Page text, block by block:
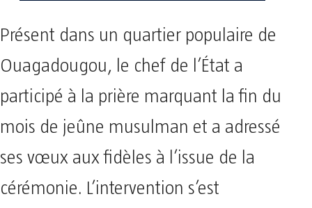
Présent dans un quartier populaire de
Ouagadougou, le chef de l’État a
participé à la prière marquant la fin du
mois de jeûne musulman et a adressé
ses vœux aux fidèles à l’issue de la
cérémonie. L’intervention s’est